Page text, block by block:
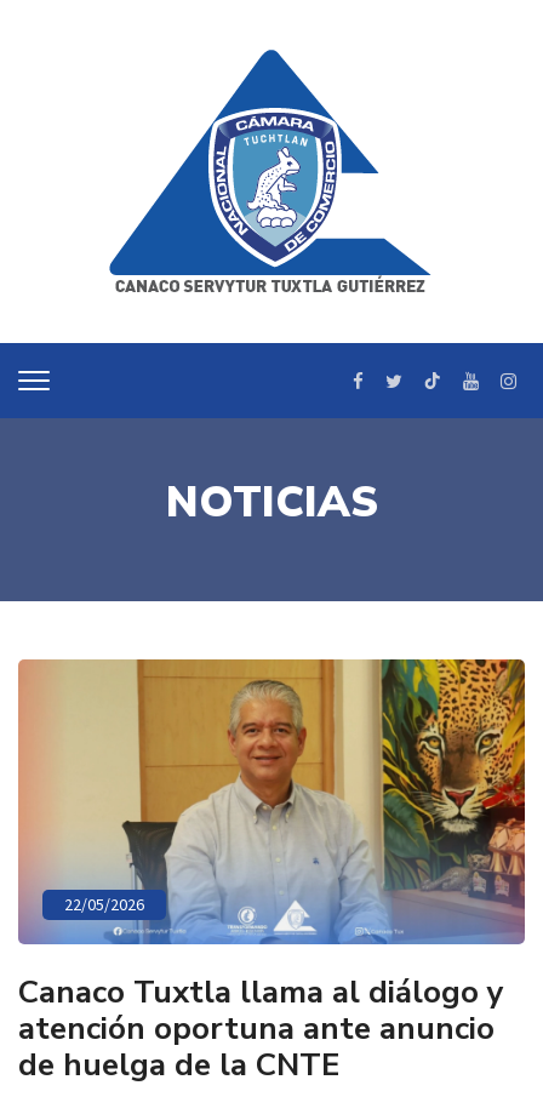
NOTICIAS
22/05/2026
Canaco Tuxtla llama al diálogo y
atención oportuna ante anuncio
de huelga de la CNTE